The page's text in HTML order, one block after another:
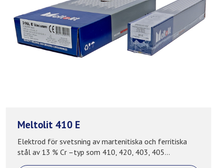
Meltolit 410 E
Elektrod för svetsning av martenitiska och ferritiska
stål av 13 % Cr –typ som 410, 420, 403, 405...